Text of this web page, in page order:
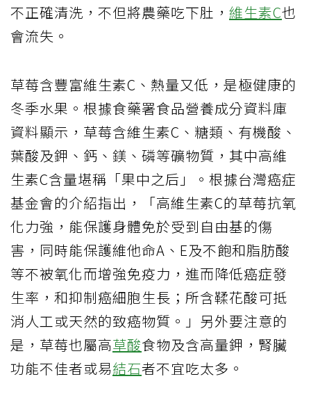
不正確清洗，不但將農藥吃下肚， 維生素C也
會流失。
草莓含豐富維生素C、熱量又低，是極健康的
冬季水果。根據食藥署食品營養成分資料庫
資料顯示，草莓含維生素C、糖類、有機酸、
葉酸及鉀、鈣、鎂、磷等礦物質，其中高維
生素C含量堪稱「果中之后」。根據台灣癌症
基金會的介紹指出，「高維生素C的草莓抗氧
化力強，能保護身體免於受到自由基的傷
害，同時能保護維他命A、E及不飽和脂肪酸
等不被氧化而增強免疫力，進而降低癌症發
生率，和抑制癌細胞生長；所含鞣花酸可抵
消人工或天然的致癌物質。」另外要注意的
是，草莓也屬高草酸食物及含高量鉀，腎臟
功能不佳者或易結石者不宜吃太多。